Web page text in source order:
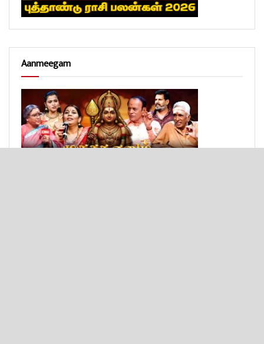
Aanmeegam